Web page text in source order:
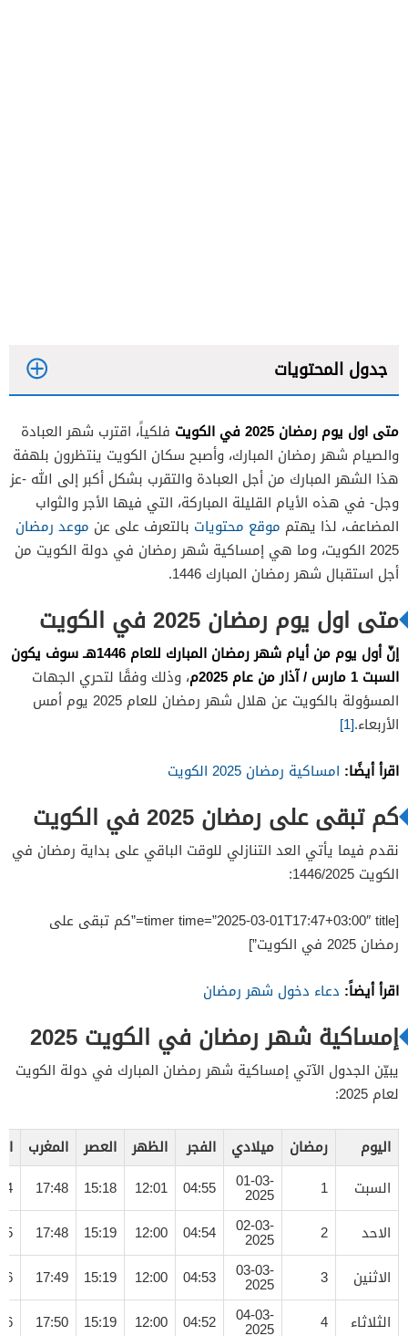
جدول المحتويات
متى اول يوم رمضان 2025 في الكويت
فلكياً، اقترب شهر العبادة
والصيام شهر رمضان المبارك، وأصبح سكان الكويت ينتظرون بلهفة
هذا الشهر المبارك من أجل العبادة والتقرب بشكل أكبر إلى الله -عز
وجل- في هذه الأيام القليلة المباركة، التي فيها الأجر والثواب
المضاعف، لذا يهتم موقع محتويات بالتعرف على عن موعد رمضان
2025 الكويت، وما هي إمساكية شهر رمضان في دولة الكويت من
أجل استقبال شهر رمضان المبارك 1446.
متى اول يوم رمضان 2025 في الكويت
إنّ أول يوم من أيام شهر رمضان المبارك للعام 1446هـ سوف يكون
السبت 1 مارس / آذار من عام 2025م
، وذلك وفقًا لتحري الجهات
المسؤولة بالكويت عن هلال شهر رمضان للعام 2025 يوم أمس
الأربعاء.[1]
اقرأ أيضًا: امساكية رمضان 2025 الكويت
كم تبقى على رمضان 2025 في الكويت
نقدم فيما يأتي العد التنازلي للوقت الباقي على بداية رمضان في
الكويت 1446/2025:
[timer time=”2025-03-01T17:47+03:00″ title=”كم تبقى على
رمضان 2025 في الكويت”]
اقرأ أيضاً: دعاء دخول شهر رمضان
إمساكية شهر رمضان في الكويت 2025
يبيّن الجدول الآتي إمساكية شهر رمضان المبارك في دولة الكويت
لعام 2025:
اليوم رمضان ميلادي الفجر الظهر العصر المغرب
السبت
1
01-03-
2025
04:55
12:01
15:18
17:48
الاحد
2
02-03-
2025
04:54
12:00
15:19
17:48
الاثنين
3
03-03-
2025
04:53
12:00
15:19
17:49
الثلاثاء
4
04-03-
2025
04:52
12:00
15:19
17:50